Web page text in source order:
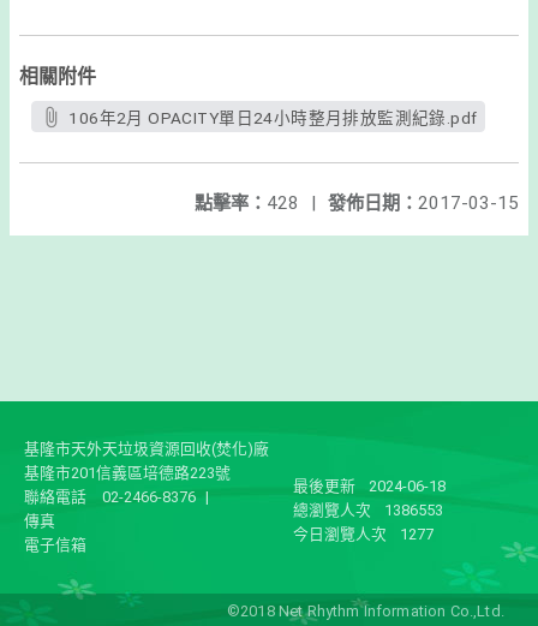
相關附件
106年2月 OPACITY單日24小時整月排放監測紀錄.pdf
發佈日期： 2017-03-15
點擊率： 428 |
基隆市天外天垃圾資源回收(焚化)廠
基隆市201信義區培德路223號
聯絡電話
02-2466-8376 |
傳真
電子信箱
最後更新
2024-06-18
總瀏覽人次
1386553
今日瀏覽人次
1277
©2018 Net Rhythm Information Co.,Ltd.